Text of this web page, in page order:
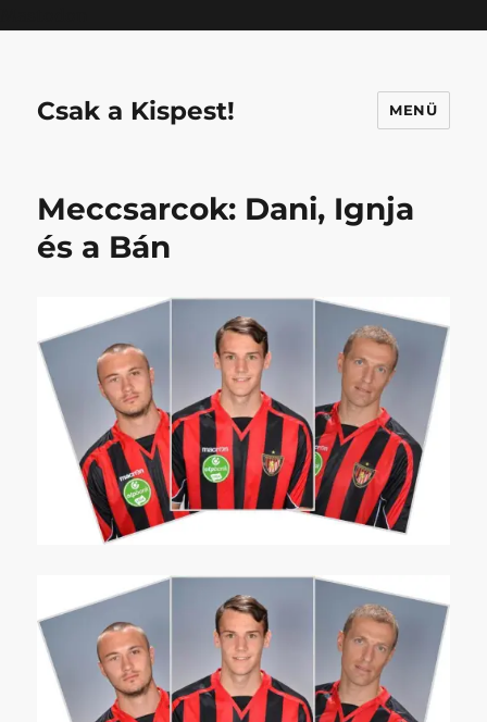
Csak a Kispest! MENÜ
Meccsarcok: Dani, Ignja
és a Bán